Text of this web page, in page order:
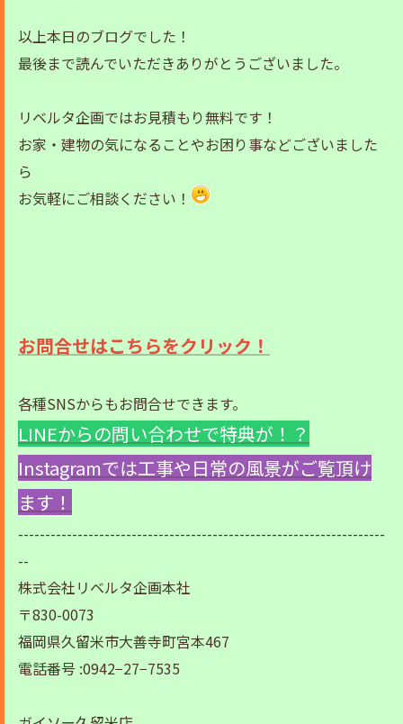
以上本日のブログでした！
最後まで読んでいただきありがとうございました。
リベルタ企画ではお見積もり無料です！
お家・建物の気になることやお困り事などございました
ら
お気軽にご相談ください！
お問合せはこちらをクリック！
各種SNSからもお問合せできます。
LINEからの問い合わせで特典が！？
Instagramでは工事や日常の風景がご覧頂け
ます！
--------------------------------------------------------------------
--
株式会社リベルタ企画本社
〒830-0073
福岡県久留米市大善寺町宮本467
電話番号 :0942−27−7535